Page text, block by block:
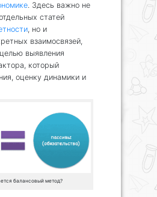
. Здесь важно не
статей
, но и
взаимосвязей,
выявления
который
оценку динамики и
балансовый метод?